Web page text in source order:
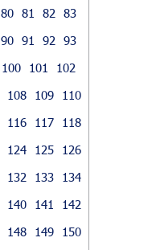
80 81 82
83
90 91 92
93
100 101
102
108 109
110
116 117
118
124 125
126
132 133
134
140 141
142
148 149
150